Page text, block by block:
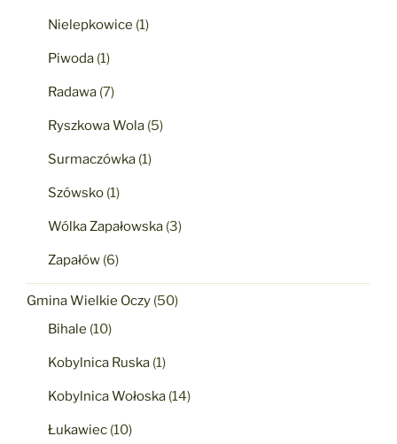
Nielepkowice (1)
Piwoda (1)
Radawa (7)
Ryszkowa Wola (5)
Surmaczówka (1)
Szówsko (1)
Wólka Zapałowska (3)
Zapałów (6)
Gmina Wielkie Oczy (50)
Bihale (10)
Kobylnica Ruska (1)
Kobylnica Wołoska (14)
Łukawiec (10)